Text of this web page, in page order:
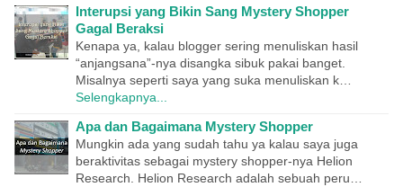
Interupsi yang Bikin Sang Mystery Shopper
Gagal Beraksi
Kenapa ya, kalau blogger sering menuliskan hasil
“anjangsana”-nya disangka sibuk pakai banget.
Misalnya seperti saya yang suka menuliskan k…
Selengkapnya...
Apa dan Bagaimana Mystery Shopper
Mungkin ada yang sudah tahu ya kalau saya juga
beraktivitas sebagai mystery shopper-nya Helion
Research. Helion Research adalah sebuah peru…